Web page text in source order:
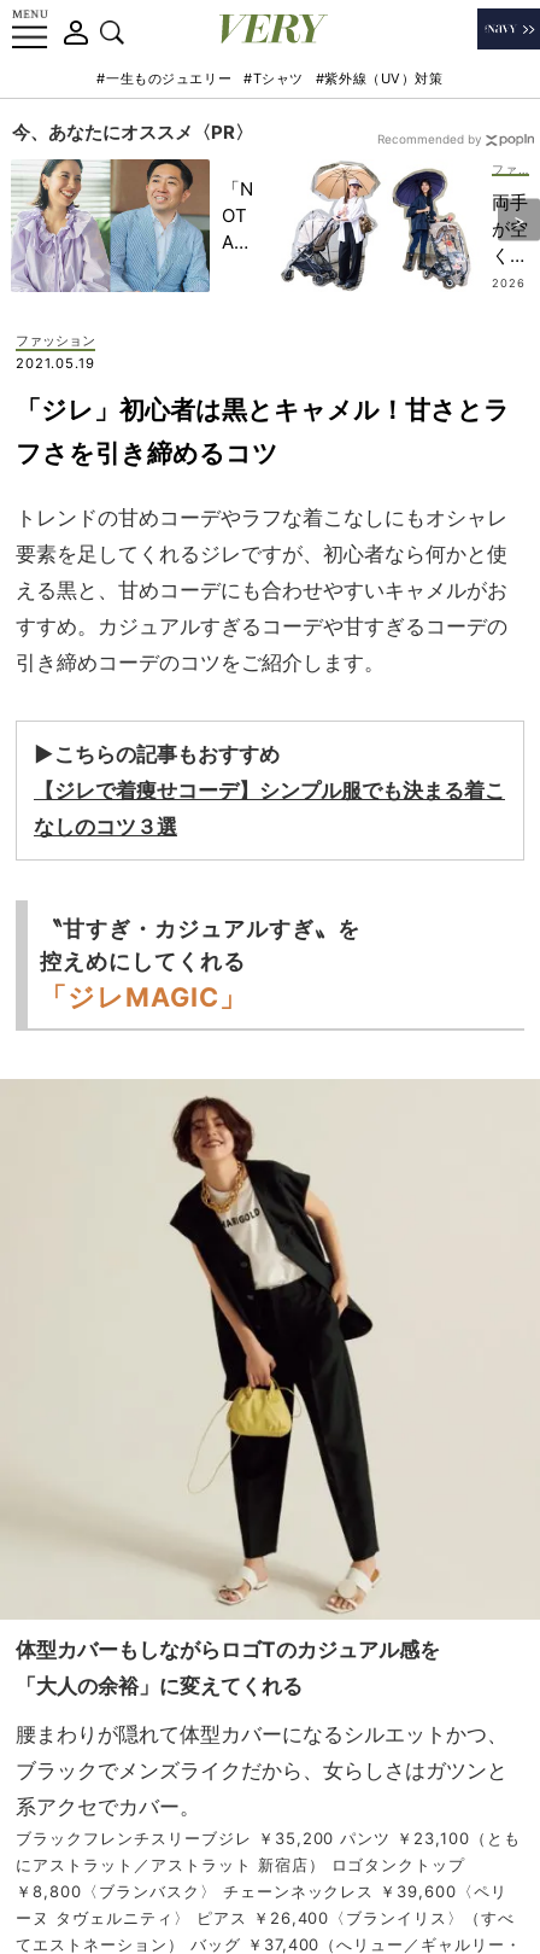
#一生ものジュエリー #Tシャツ #紫外線（UV）対策
今、あなたにオススメ〈PR〉
「N
OT
A
記憶
に一
生残
【極
上の
家族
旅】
を
両手
が空
くか
ら快
マの
ー名
品」
ゃれ
SN
2026
Recommended by
ファッション
2021.05.19
「ジレ」初心者は黒とキャメル！甘さとラ
フさを引き締めるコツ
トレンドの甘めコーデやラフな着こなしにもオシャレ
要素を足してくれるジレですが、初心者なら何かと使
える黒と、甘めコーデにも合わせやすいキャメルがお
すすめ。カジュアルすぎるコーデや甘すぎるコーデの
引き締めコーデのコツをご紹介します。
▶︎こちらの記事もおすすめ
【ジレで着痩せコーデ】シンプル服でも決まる着こ
なしのコツ３選
〝甘すぎ・カジュアルすぎ〟を
控えめにしてくれる
「ジレMAGIC」
体型カバーもしながらロゴTのカジュアル感を
「大人の余裕」に変えてくれる
腰まわりが隠れて体型カバーになるシルエットかつ、
ブラックでメンズライクだから、女らしさはガツンと
系アクセでカバー。
ブラックフレンチスリーブジレ ￥35,200 パンツ ￥23,100（とも
にアストラット／アストラット 新宿店） ロゴタンクトップ
￥8,800〈ブランバスク〉 チェーンネックレス ￥39,600〈ペリ
ーヌ タヴェルニティ〉 ピアス ￥26,400〈ブランイリス〉（すべ
てエストネーション） バッグ ￥37,400（へリュー／ギャルリー・